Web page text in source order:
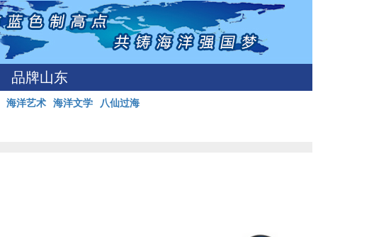
品牌山东
海洋艺术 海洋文学 八仙过海